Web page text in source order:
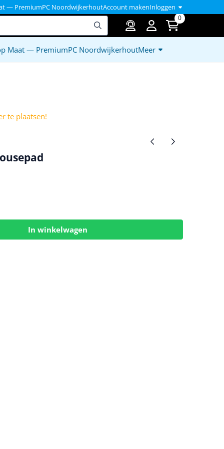
— PremiumPC NoordwijkerhoutAccount makenInloggen
0
Maat — PremiumPC NoordwijkerhoutMeer
te plaatsen!
In winkelwagen